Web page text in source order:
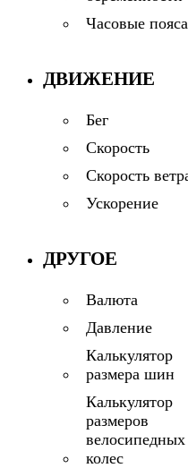
Часовые пояса
ДВИЖЕНИЕ
Бег
Скорость
Скорость
Ускорение
ДРУГОЕ
Валюта
Давление
Калькулятор
размера шин
Калькулятор
размеров
велосипедных
колес